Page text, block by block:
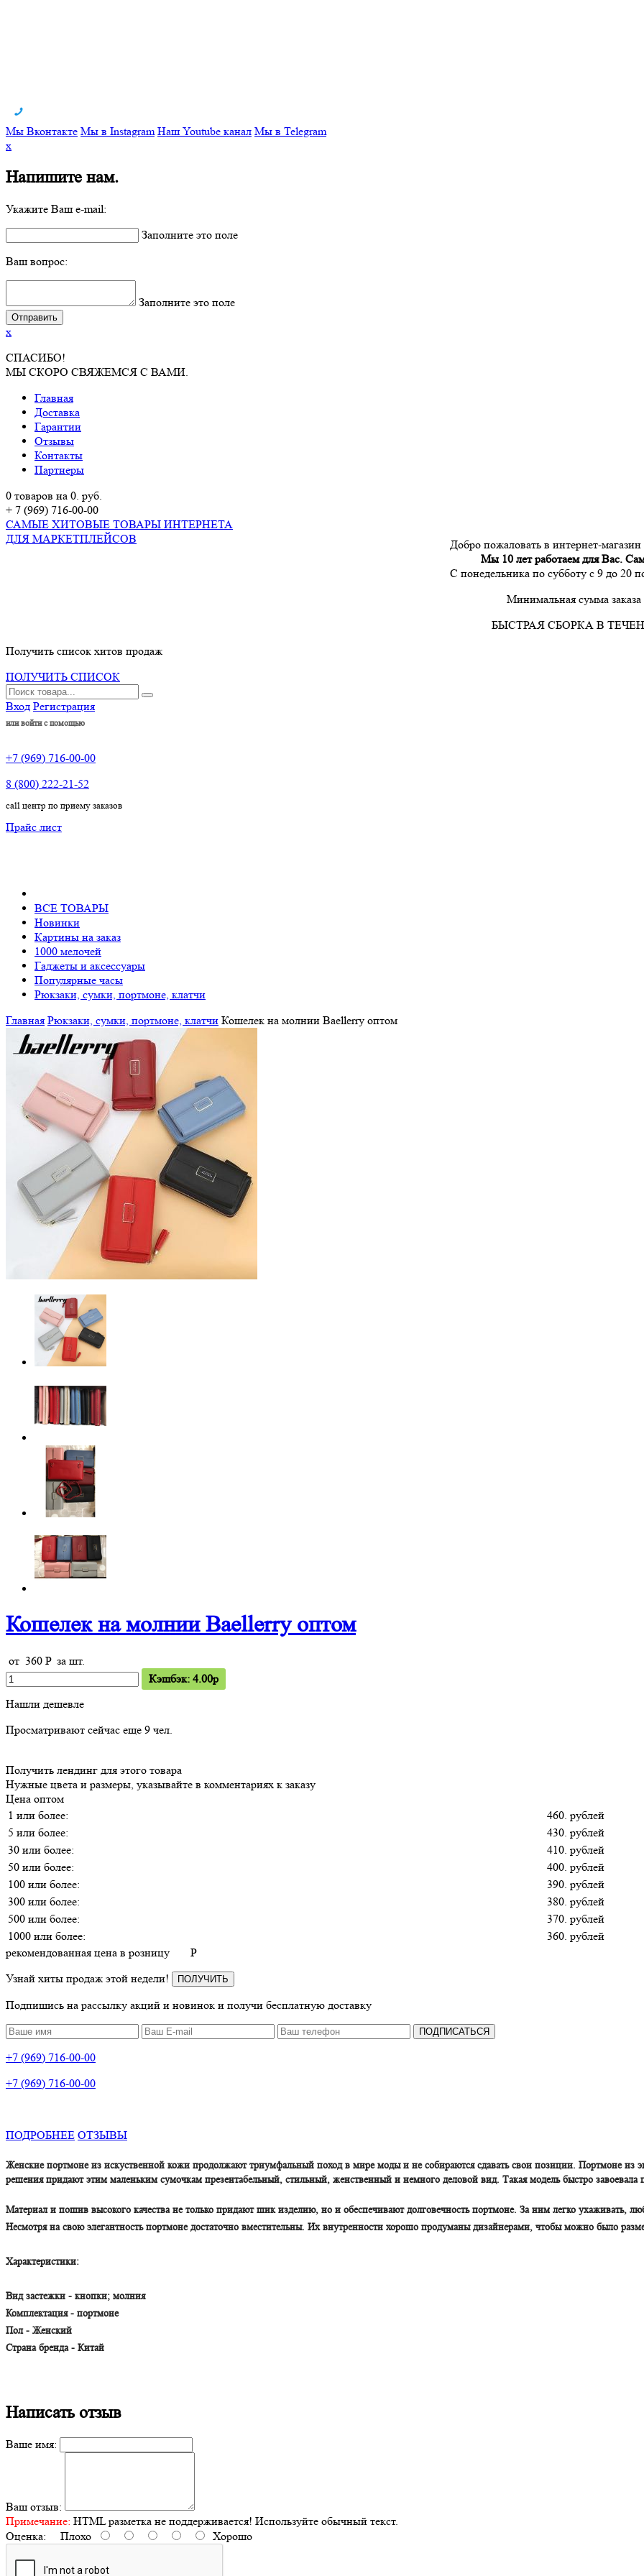
Мы Вконтакте Мы в Instagram Наш Youtube канал Мы в Telegram
x
Напишите нам.
Укажите Ваш e-mail:
Заполните это поле
Ваш вопрос:
Заполните это поле
x
СПАСИБО!
МЫ СКОРО СВЯЖЕМСЯ С ВАМИ.
Главная
Доставка
Гарантии
Отзывы
Контакты
Партнеры
0 товаров на 0. руб.
+ 7 (969) 716-00-00
САМЫЕ ХИТОВЫЕ ТОВАРЫ ИНТЕРНЕТА
ДЛЯ МАРКЕТПЛЕЙСОВ
Добро пожаловать в интернет-
Мы 10 лет работаем для Вас.
С понедельника по субботу с 9 до 20
Минимальная сумма заказа
БЫСТРАЯ СБОРКА В
Получить список хитов продаж
ПОЛУЧИТЬ СПИСОК
Вход Регистрация
или войти с помощью
+7 (969) 716-00-00
8 (800) 222-21-52
call центр по приему заказов
Прайс лист
ВСЕ ТОВАРЫ
Новинки
Картины на заказ
1000 мелочей
Гаджеты и аксессуары
Популярные часы
Рюкзаки, сумки, портмоне, клатчи
Главная Рюкзаки, сумки, портмоне, клатчи Кошелек на молнии Baellerry оптом
Кошелек на молнии Baellerry оптом
от 360 Pза шт.
Кэшбэк: 4.00p
Нашли дешевле
Просматривают сейчас еще 9 чел.
Получить лендинг для этого товара
Нужные цвета и размеры, указывайте в комментариях к заказу
Цена оптом
1 или более:
460. рублей
5 или более:
430. рублей
30 или более:
410. рублей
50 или более:
400. рублей
100 или более:
390. рублей
300 или более:
380. рублей
500 или более:
370. рублей
1000 или более:
360. рублей
рекомендованная цена в розницу
P
Узнай хиты продаж этой недели!
ПОЛУЧИТЬ
Подпишись на рассылку акций и новинок и получи бесплатную доставку
ПОДПИСАТЬСЯ
+7 (969) 716-00-00
+7 (969) 716-00-00
ПОДРОБНЕЕ ОТЗЫВЫ
Женские портмоне из искуственной кожи продолжают триумфальный поход в мире моды и не собираются сдавать свои позиции. Портмоне из
решения придают этим маленьким сумочкам презентабельный, стильный, женственный и немного деловой вид. Такая модель быстро завоевала
Материал и пошив высокого качества не только придают шик изделию, но и обеспечивают долговечность портмоне. За ним легко ухаживать,
Несмотря на свою элегантность портмоне достаточно вместительны. Их внутренности хорошо продуманы дизайнерами, чтобы можно было
Характеристики:
Вид застежки - кнопки; молния
Комплектация - портмоне
Пол - Женский
Страна бренда - Китай
Написать отзыв
Ваше имя:
Ваш отзыв:
Примечание: HTML разметка не поддерживается! Используйте обычный текст.
Оценка: Плохо Хорошо